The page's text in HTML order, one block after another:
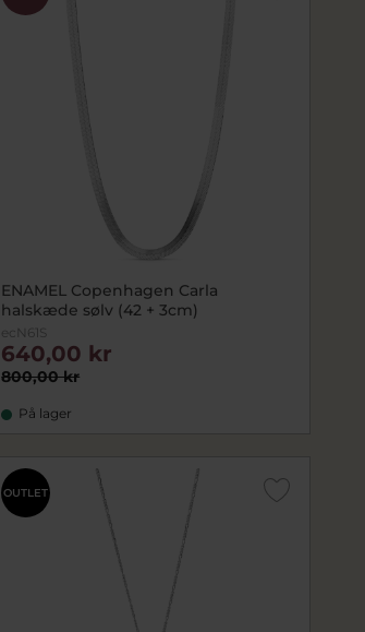
ENAMEL Copenhagen Carla
halskæde sølv (42 + 3cm)
ecN61S
800,00 kr
640,00 kr
På lager
OUTLET